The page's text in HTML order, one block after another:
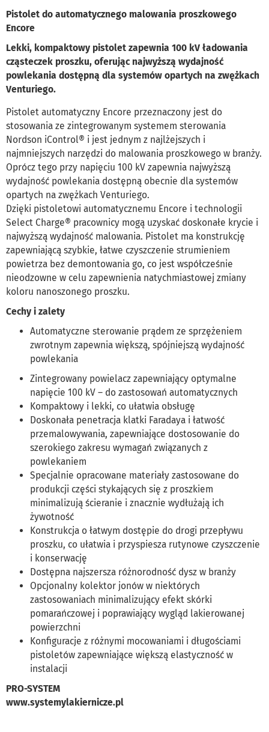
Pistolet do automatycznego malowania proszkowego
Encore
Lekki, kompaktowy pistolet zapewnia 100 kV ładowania
cząsteczek proszku, oferując najwyższą wydajność
powlekania dostępną dla systemów opartych na zwężkach
Venturiego.
Pistolet automatyczny Encore przeznaczony jest do
stosowania ze zintegrowanym systemem sterowania
Nordson iControl® i jest jednym z najlżejszych i
najmniejszych narzędzi do malowania proszkowego w branży.
Oprócz tego przy napięciu 100 kV zapewnia najwyższą
wydajność powlekania dostępną obecnie dla systemów
opartych na zwężkach Venturiego.
Dzięki pistoletowi automatycznemu Encore i technologii
Select Charge® pracownicy mogą uzyskać doskonałe krycie i
najwyższą wydajność malowania. Pistolet ma konstrukcję
zapewniającą szybkie, łatwe czyszczenie strumieniem
powietrza bez demontowania go, co jest współcześnie
nieodzowne w celu zapewnienia natychmiastowej zmiany
koloru nanoszonego proszku.
Cechy i zalety
Automatyczne sterowanie prądem ze sprzężeniem
zwrotnym zapewnia większą, spójniejszą wydajność
powlekania
Zintegrowany powielacz zapewniający optymalne
napięcie 100 kV – do zastosowań automatycznych
Kompaktowy i lekki, co ułatwia obsługę
Doskonała penetracja klatki Faradaya i łatwość
przemalowywania, zapewniające dostosowanie do
szerokiego zakresu wymagań związanych z
powlekaniem
Specjalnie opracowane materiały zastosowane do
produkcji części stykających się z proszkiem
minimalizują ścieranie i znacznie wydłużają ich
żywotność
Konstrukcja o łatwym dostępie do drogi przepływu
proszku, co ułatwia i przyspiesza rutynowe czyszczenie
i konserwację
Dostępna najszersza różnorodność dysz w branży
Opcjonalny kolektor jonów w niektórych
zastosowaniach minimalizujący efekt skórki
pomarańczowej i poprawiający wygląd lakierowanej
powierzchni
Konfiguracje z różnymi mocowaniami i długościami
pistoletów zapewniające większą elastyczność w
instalacji
PRO-SYSTEM
www.systemylakiernicze.pl